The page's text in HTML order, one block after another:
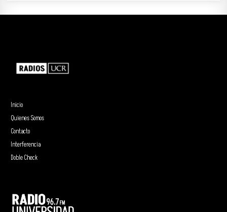
Inicio
Quienes Somos
Contacto
Interferencia
Doble Check